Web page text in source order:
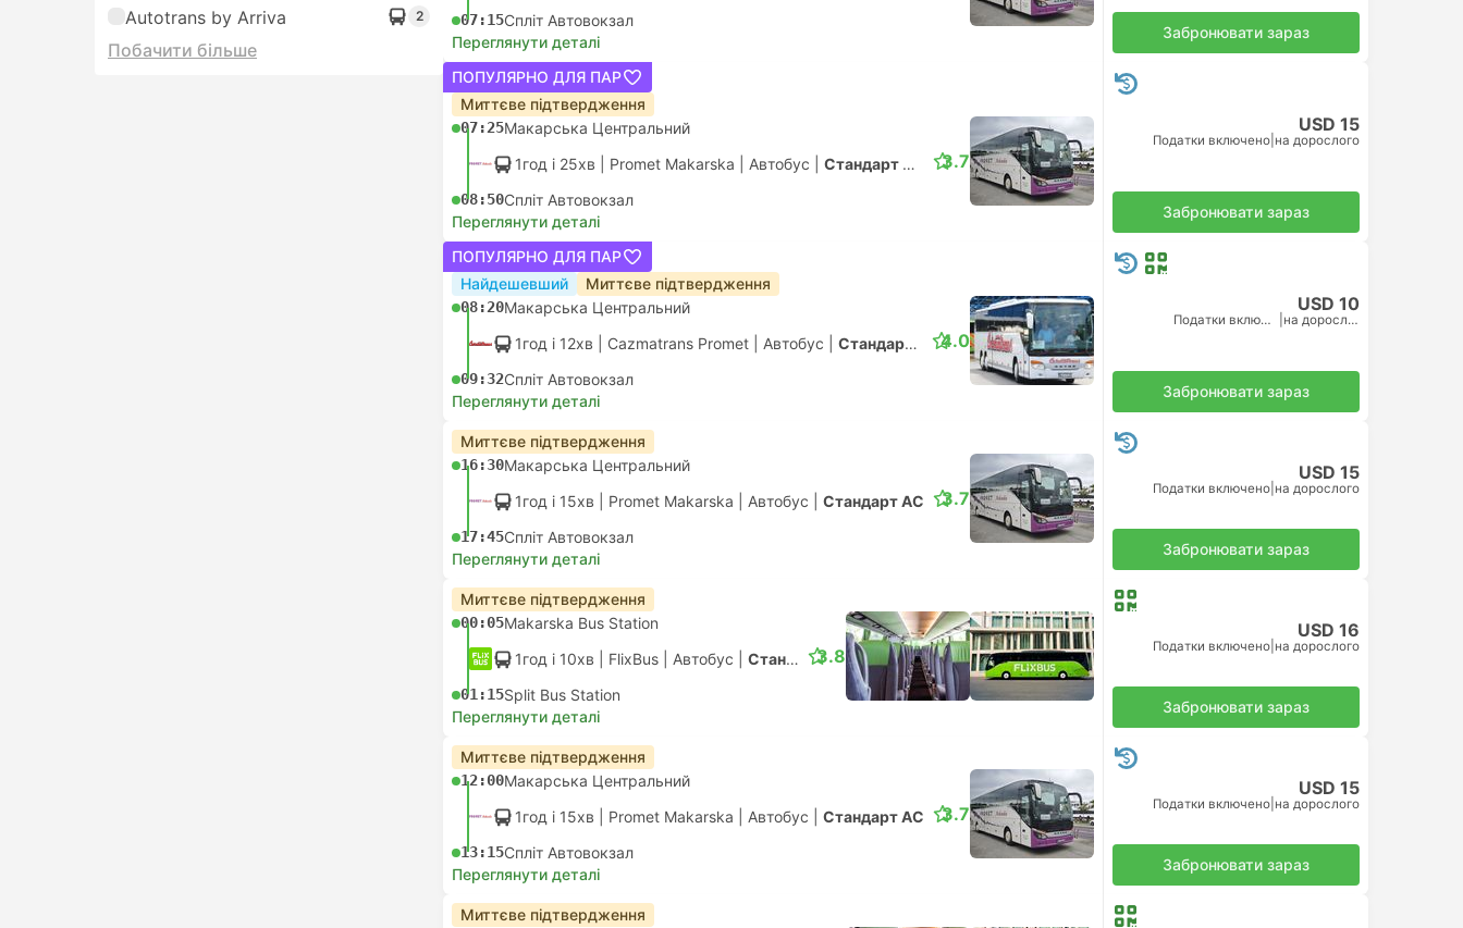
Autotrans by Arriva 2
Побачити більше
07:15Спліт Автовокзал
Переглянути деталі
Забронювати зараз
ПОПУЛЯРНО ДЛЯ ПАР
Миттєве підтвердження
07:25Макарська Центральний
1год і 25хв | Promet Makarska Автобус Стандарт АС
08:50Спліт Автовокзал
3.7
Переглянути деталі
USD 15
Податки включено на дорослого
Забронювати зараз
ПОПУЛЯРНО ДЛЯ ПАР
Найдешевший
Миттєве підтвердження
08:20Макарська Центральний
1год і 12хв | Cazmatrans Promet Автобус Стандарт АС
09:32Спліт Автовокзал
4.0
Переглянути деталі
USD 10
Податки включено на дорослого
Забронювати зараз
Миттєве підтвердження
16:30Макарська Центральний
1год і 15хв | Promet Makarska Автобус Стандарт АС
17:45Спліт Автовокзал
3.7
Переглянути деталі
USD 15
Податки включено на дорослого
Забронювати зараз
Миттєве підтвердження
00:05Makarska Bus Station
1год і 10хв | FlixBus Автобус Стандарт
01:15Split Bus Station
3.8
Переглянути деталі
USD 16
Податки включено на дорослого
Забронювати зараз
Миттєве підтвердження
12:00Макарська Центральний
1год і 15хв | Promet Makarska Автобус Стандарт АС
13:15Спліт Автовокзал
3.7
Переглянути деталі
USD 15
Податки включено на дорослого
Забронювати зараз
Миттєве підтвердження